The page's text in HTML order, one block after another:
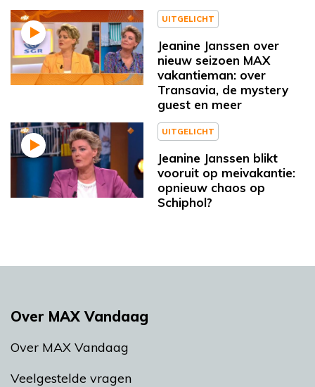
UITGELICHT
Jeanine Janssen over
nieuw seizoen MAX
vakantieman: over
Transavia, de mystery
guest en meer
UITGELICHT
Jeanine Janssen blikt
vooruit op meivakantie:
opnieuw chaos op
Schiphol?
Over MAX Vandaag
Over MAX Vandaag
Veelgestelde vragen